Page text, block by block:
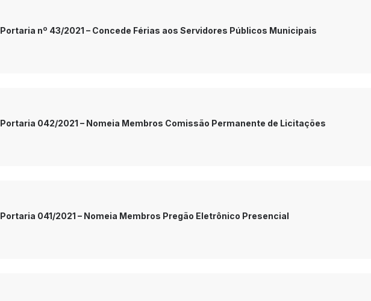
Portaria nº 43/2021 – Concede Férias aos Servidores Públicos Municipais
Portaria 042/2021 – Nomeia Membros Comissão Permanente de Licitações
Portaria 041/2021 – Nomeia Membros Pregão Eletrônico Presencial